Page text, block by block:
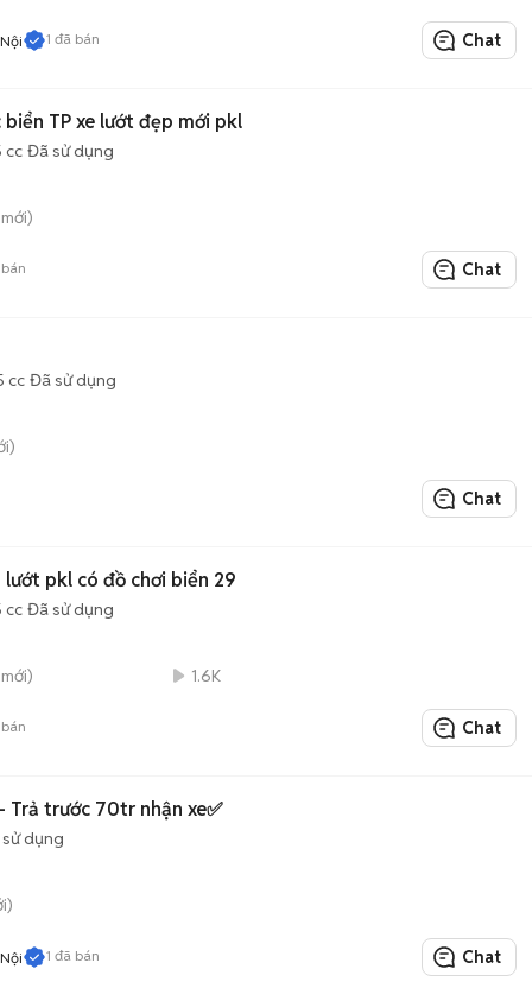
1 đã bán Chat
TP xe lướt đẹp mới pkl
cc Đã sử dụng
Chat
cc Đã sử dụng
Chat
lướt pkl có đồ chơi biển 29
cc Đã sử dụng
1.6K
Chat
Trả trước 70tr nhận xe✅
dụng
1 đã bán Chat